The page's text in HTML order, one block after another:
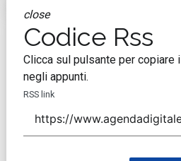
close
Codice Rss
Clicca sul pulsante per copiare
negli appunti.
RSS link